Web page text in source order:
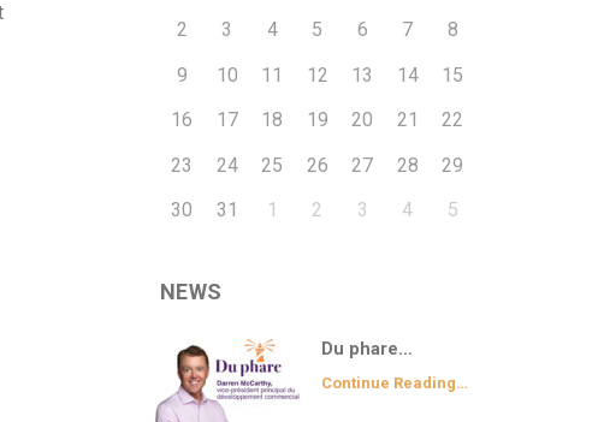
2
3 4 5 6 7
8
9
10 11 12 13 14
15
16
17 18 19 20 21
22
23
24 25 26 27 28
29
30
31 1 2 3 4 5
NEWS
Du phare…
Continue Reading…